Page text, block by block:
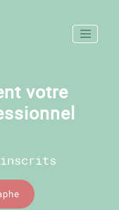
votre
inscrits